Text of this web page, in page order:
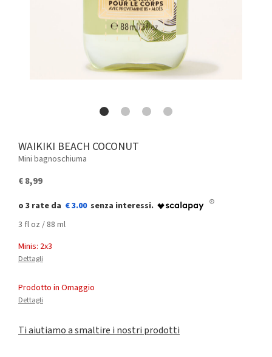
WAIKIKI BEACH COCONUT
Mini bagnoschiuma
€ 8,99
€ 3.00
3 fl oz / 88 ml
Minis: 2x3
Dettagli
Prodotto in Omaggio
Dettagli
Ti aiutiamo a smaltire i nostri prodotti